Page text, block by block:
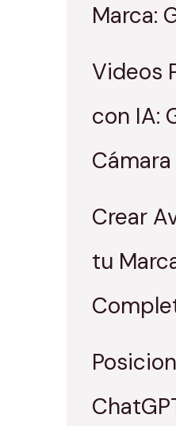
Marca:
Videos
con IA:
Crear
tu